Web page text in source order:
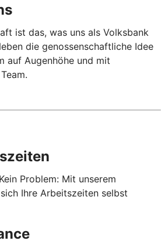
ist das, was uns als Volksbank
die genossenschaftliche Idee
auf Augenhöhe und mit
Problem: Mit unserem
Ihre Arbeitszeiten selbst